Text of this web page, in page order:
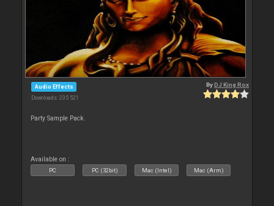
Audio Effects
Downloads: 235 521
ByDJ King Rox
Party Sample Pack.
Available on :
PC PC (32bit) Mac (Intel) Mac (Arm)